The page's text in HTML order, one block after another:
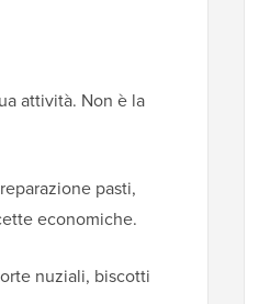
attività. Non è la
pasti,
economiche.
nuziali, biscotti